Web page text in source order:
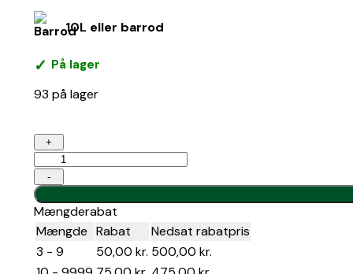
10L eller barrod
På lager
93 på lager
+
Ægte
kastanje
Marrone
Marradi
antal
-
Mængderabat
Mængde Rabat
Nedsat rabatpris
3 - 9
50,00 kr. 500,00 kr.